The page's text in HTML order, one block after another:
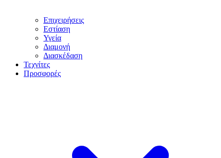
Επιχειρήσεις
Εστίαση
Υγεία
Διαμονή
Διασκέδαση
Τεχνίτες
Προσφορές